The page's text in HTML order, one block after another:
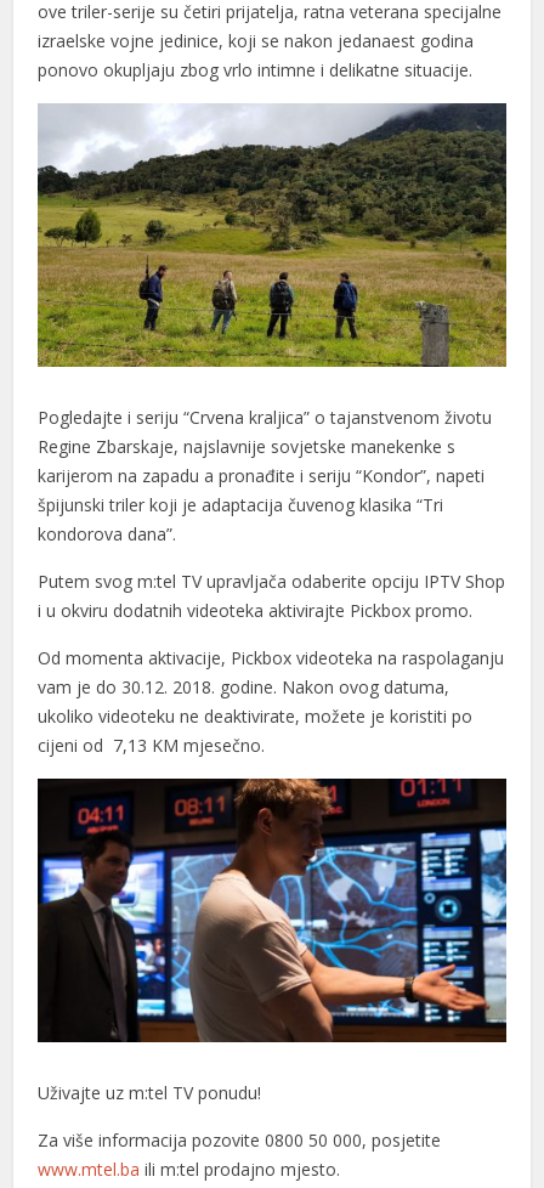
ove triler-serije su četiri prijatelja, ratna veterana specijalne
izraelske vojne jedinice, koji se nakon jedanaest godina
ponovo okupljaju zbog vrlo intimne i delikatne situacije.
Pogledajte i seriju “Crvena kraljica” o tajanstvenom životu
Regine Zbarskaje, najslavnije sovjetske manekenke s
karijerom na zapadu a pronađite i seriju “Kondor”, napeti
špijunski triler koji je adaptacija čuvenog klasika “Tri
kondorova dana”.
Putem svog m:tel TV upravljača odaberite opciju IPTV Shop
i u okviru dodatnih videoteka aktivirajte Pickbox promo.
Od momenta aktivacije, Pickbox videoteka na raspolaganju
vam je do 30.12. 2018. godine. Nakon ovog datuma,
ukoliko videoteku ne deaktivirate, možete je koristiti po
cijeni od 7,13 KM mjesečno.
Uživajte uz m:tel TV ponudu!
Za više informacija pozovite 0800 50 000, posjetite
www.mtel.ba ili m:tel prodajno mjesto.